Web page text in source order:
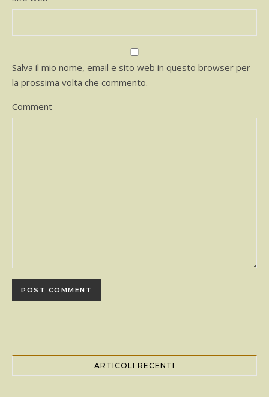
Salva il mio nome, email e sito web in questo browser per
la prossima volta che commento.
Comment
ARTICOLI RECENTI